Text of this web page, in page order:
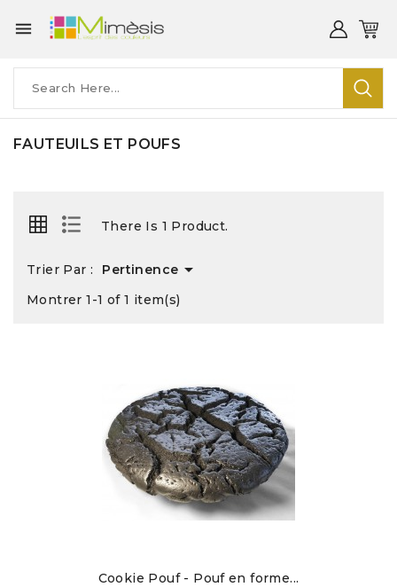

FAUTEUILS ET POUFS
There Is 1 Product.
Trier Par : Pertinence 
Montrer 1-1 of 1 item(s)
Cookie Pouf - Pouf en forme...